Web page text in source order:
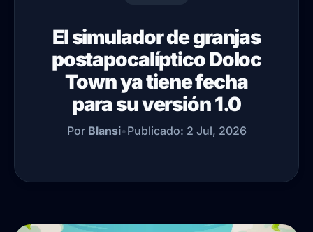
El simulador de granjas
postapocalíptico Doloc
Town ya tiene fecha
para su versión 1.0
Por Blansi•Publicado: 2 Jul, 2026